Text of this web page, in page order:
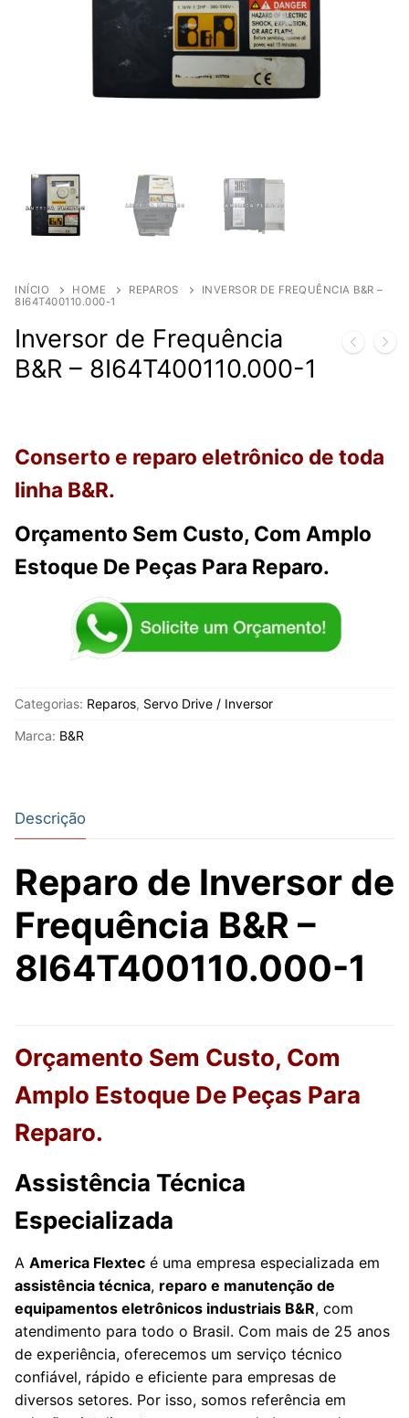
INÍCIO HOME REPAROS
INVERSOR DE FREQUÊNCIA B&R –
8I64T400110.000-1
Inversor de Frequência
B&R – 8I64T400110.000-1
Conserto e reparo eletrônico de toda
linha B&R.
Orçamento Sem Custo, Com Amplo
Estoque De Peças Para Reparo.
Categorias: Reparos, Servo Drive / Inversor
Marca: B&R
Descrição
Reparo de Inversor de
Frequência B&R –
8I64T400110.000-1
Orçamento Sem Custo, Com
Amplo Estoque De Peças Para
Reparo.
Assistência Técnica
Especializada
A America Flextec é uma empresa especializada em
assistência técnica, reparo e manutenção de
equipamentos eletrônicos industriais B&R, com
atendimento para todo o Brasil. Com mais de 25 anos
de experiência, oferecemos um serviço técnico
confiável, rápido e eficiente para empresas de
diversos setores. Por isso, somos referência em